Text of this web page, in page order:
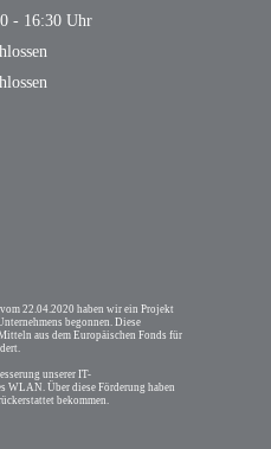
- 16:30 Uhr
22.04.2020 haben wir ein Projekt
begonnen. Diese
aus dem Europäischen Fonds für
unserer IT-
WLAN. Über diese Förderung haben
bekommen.